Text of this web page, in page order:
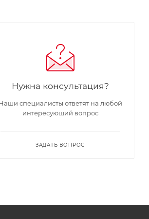
Нужна консультация?
специалисты ответят на любой
интересующий вопрос
ЗАДАТЬ ВОПРОС